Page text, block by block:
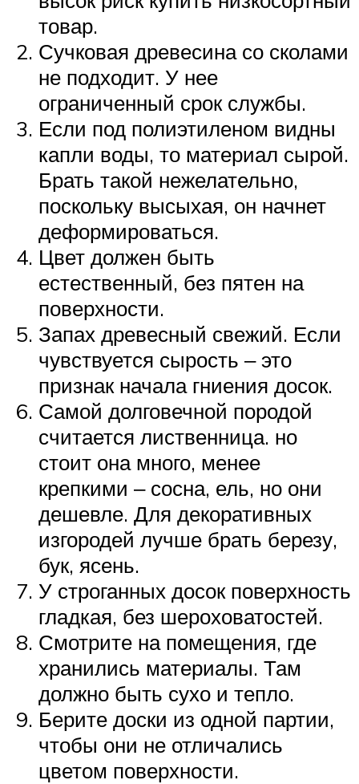
товар.
Сучковая древесина со сколами
не подходит. У нее
ограниченный срок службы.
Если под полиэтиленом видны
капли воды, то материал сырой.
Брать такой нежелательно,
поскольку высыхая, он начнет
деформироваться.
Цвет должен быть
естественный, без пятен на
поверхности.
Запах древесный свежий. Если
чувствуется сырость ‒ это
признак начала гниения досок.
Самой долговечной породой
считается лиственница. но
стоит она много, менее
крепкими ‒ сосна, ель, но они
дешевле. Для декоративных
изгородей лучше брать березу,
бук, ясень.
У строганных досок поверхность
гладкая, без шероховатостей.
Смотрите на помещения, где
хранились материалы. Там
должно быть сухо и тепло.
Берите доски из одной партии,
чтобы они не отличались
цветом поверхности.